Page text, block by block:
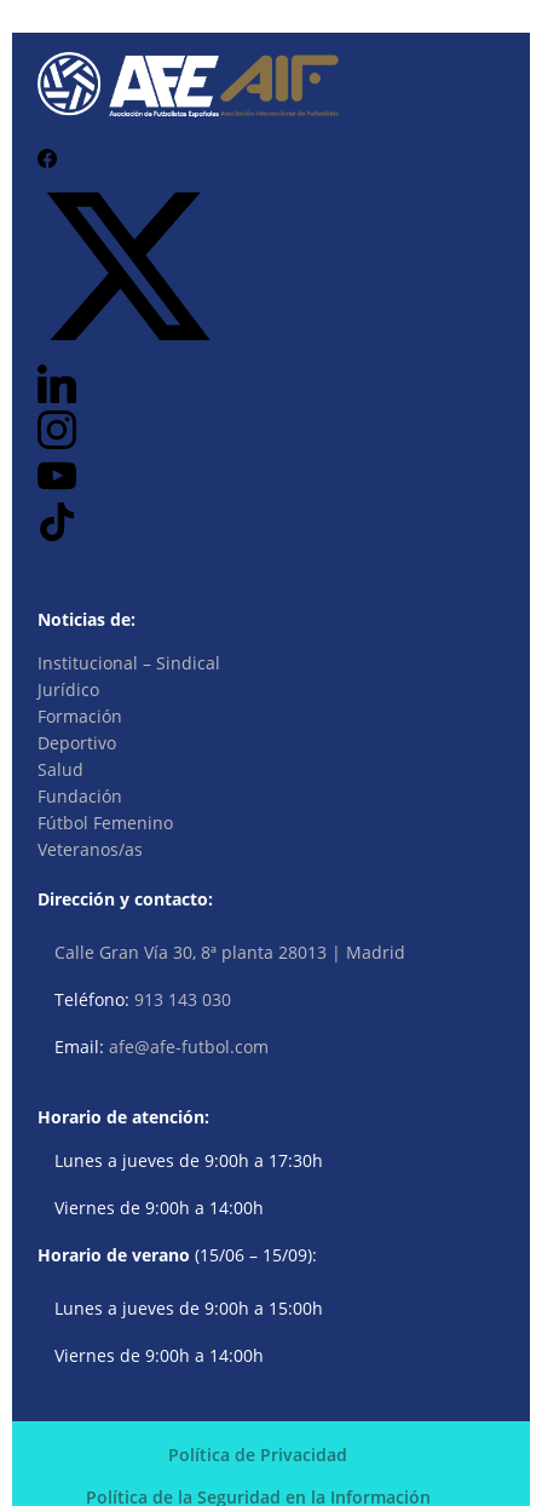
Noticias de:
Institucional – Sindical
Jurídico
Formación
Deportivo
Salud
Fundación
Fútbol Femenino
Veteranos/as
Dirección y contacto:
Calle Gran Vía 30, 8ª planta 28013 | Madrid
Teléfono:913 143 030
Email:afe@afe-futbol.com
Horario de atención:
Lunes a jueves de 9:00h a 17:30h
Viernes de 9:00h a 14:00h
Horario de verano (15/06 – 15/09):
Lunes a jueves de 9:00h a 15:00h
Viernes de 9:00h a 14:00h
Política de Privacidad
Política de la Seguridad en la Información